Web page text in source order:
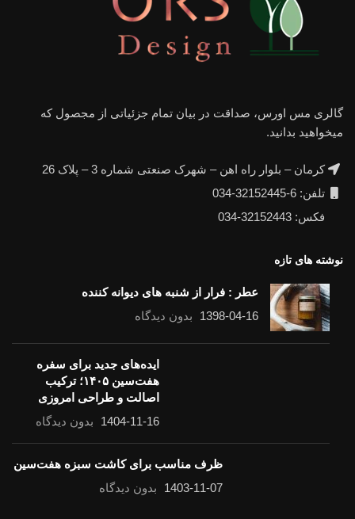
گالری مس اورس، صداقت در بیان تمام جزئیاتی از مجصول که
میخواهید بدانید.
کرمان – بلوار راه اهن – شهرک صنعتی شماره 3 – پلاک 26
تلفن: 6-32152445-034
فکس: 32152443-034
نوشته های تازه
عطر : فرار از شنبه های دیوانه کننده
1398-04-16
بدون دیدگاه
ایده‌های جدید برای سفره
هفت‌سین ۱۴۰۵؛ ترکیب
اصالت و طراحی امروزی
1404-11-16
بدون دیدگاه
ظرف مناسب برای کاشت سبزه هفت‌سین
1403-11-07
بدون دیدگاه